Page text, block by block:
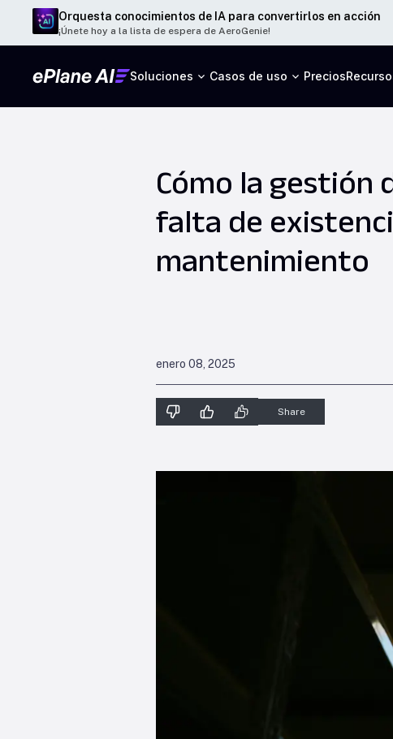
Orquesta conocimientos de IA para convertirlos en acción
¡Únete hoy a la lista de espera de AeroGenie!
Soluciones Casos de uso Precios
Cómo la gestión
falta de
mantenimiento
enero 08, 2025
Share